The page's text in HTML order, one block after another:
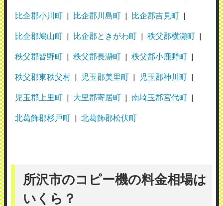
比企郡小川町 比企郡川島町 比企郡吉見町
比企郡鳩山町 比企郡ときがわ町 秩父郡横瀬町
秩父郡皆野町 秩父郡長瀞町 秩父郡小鹿野町
秩父郡東秩父村 児玉郡美里町 児玉郡神川町
児玉郡上里町 大里郡寄居町 南埼玉郡宮代町
北葛飾郡杉戸町 北葛飾郡松伏町
所沢市のコピー機の料金相場は
いくら？